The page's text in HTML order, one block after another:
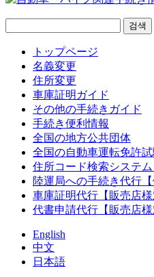
トップページ
名義変更
住所変更
車庫証明ガイド
その他の手続きガイド
手続き便利情報
全国の地方公共団体
全国の自動車運転免許
住所コード検索システム
陸運局への手続き代行
車庫証明代行【販売店様
代書申請代行【販売店様
English
中文
日本語